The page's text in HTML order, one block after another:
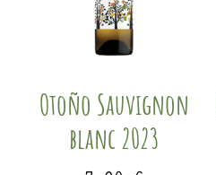
Otoño Sauvignon
blanc 2023